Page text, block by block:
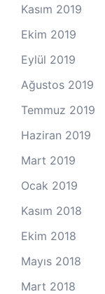
Kasım 2019
Ekim 2019
Eylül 2019
Ağustos 2019
Temmuz 2019
Haziran 2019
Mart 2019
Ocak 2019
Kasım 2018
Ekim 2018
Mayıs 2018
Mart 2018